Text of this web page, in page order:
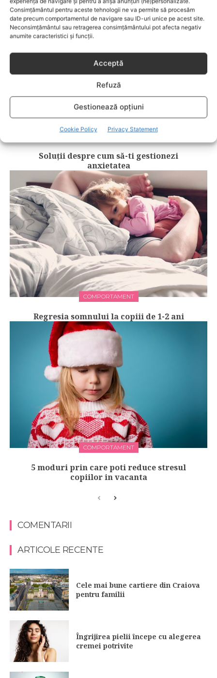
Consimțământul pentru aceste tehnologii ne va permite să procesăm
date precum comportamentul de navigare sau ID-uri unice pe acest site.
Neconsimțământul sau retragerea consimțământului pot afecta negativ
anumite caracteristici și funcții.
Acceptă
Refuză
Gestionează opțiuni
Cookie Policy
Privacy Statement
Soluții despre cum să-ti gestionezi
anxietatea
COMPORTAMENT
Regresia somnului la copiii de 1-2 ani
COMPORTAMENT
5 moduri prin care poti reduce stresul
copiilor in vacanta
COMENTARII
ARTICOLE RECENTE
Cele mai bune cartiere din Craiova
pentru familii
Îngrijirea pielii începe cu alegerea
cremei potrivite